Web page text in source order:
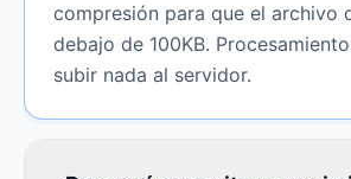
compresión para que el archivo
debajo de 100KB.
subir nada al servidor.